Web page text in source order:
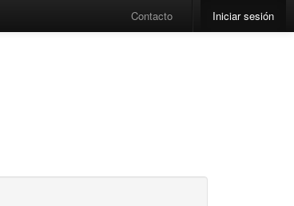
Contacto Iniciar sesión